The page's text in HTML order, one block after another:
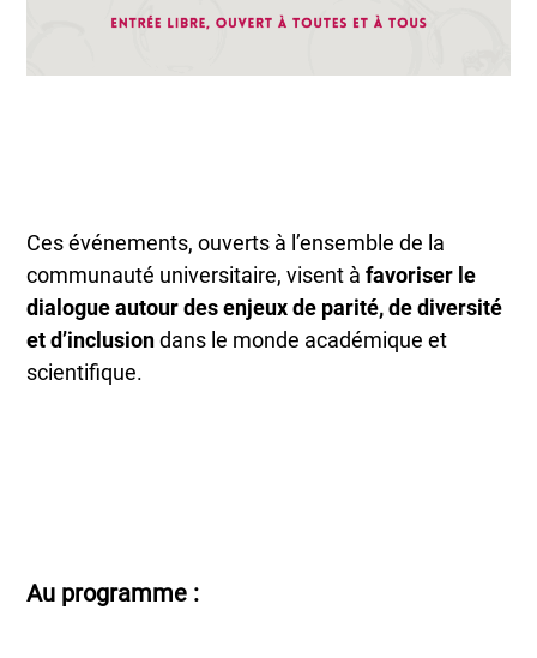
Ces événements, ouverts à l’ensemble de la
communauté universitaire, visent àfavoriser le
dialogue autour des enjeux de parité, de diversité
et d’inclusiondans le monde académique et
scientifique.
Au programme :